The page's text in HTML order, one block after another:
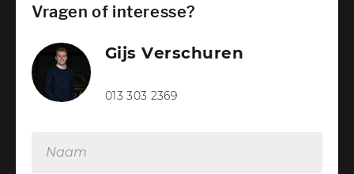
Vragen of interesse?
Gijs Verschuren
013 303 2369